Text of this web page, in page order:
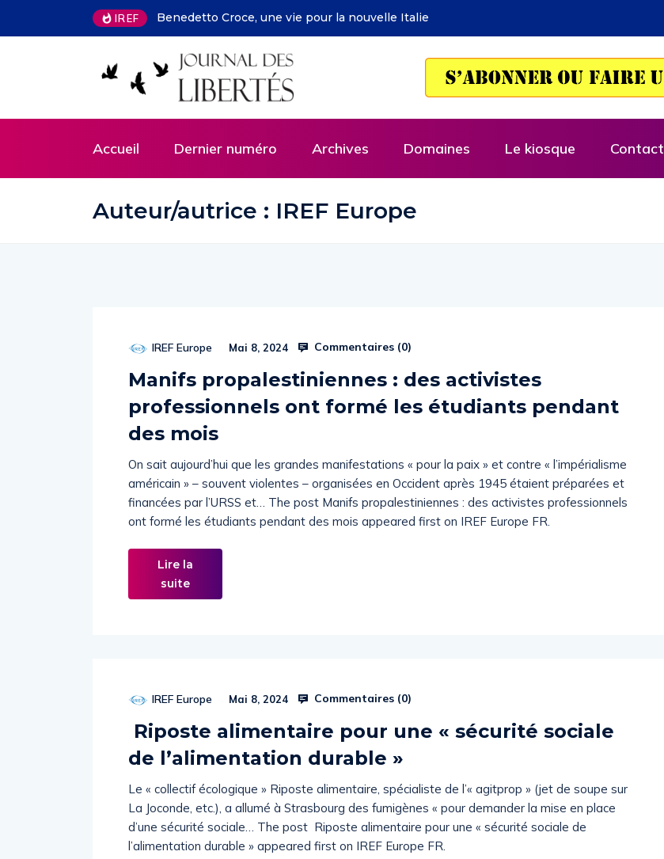
IREF
Croce, une vie pour la nouvelle Italie François Facchini – La rhétorique de l’économie
selon Deirdre McCloskey
Accueil Dernier numéro Archives Domaines Le kiosque Contact
Auteur/autrice : IREF Europe
IREF Europe Mai 8, 2024 Commentaires (0)
Manifs propalestiniennes : des activistes
professionnels ont formé les étudiants pendant
des mois
On sait aujourd’hui que les grandes manifestations « pour la paix » et contre « l’impérialisme
américain » – souvent violentes – organisées en Occident après 1945 étaient préparées et
financées par l’URSS et… The post Manifs propalestiniennes : des activistes professionnels
ont formé les étudiants pendant des mois appeared first on IREF Europe FR.
Lire la
suite
IREF Europe Mai 8, 2024 Commentaires (0)
Riposte alimentaire pour une « sécurité sociale
de l’alimentation durable »
Le « collectif écologique » Riposte alimentaire, spécialiste de l’« agitprop » (jet de soupe sur
La Joconde, etc.), a allumé à Strasbourg des fumigènes « pour demander la mise en place
d’une sécurité sociale… The post Riposte alimentaire pour une « sécurité sociale de
l’alimentation durable » appeared first on IREF Europe FR.